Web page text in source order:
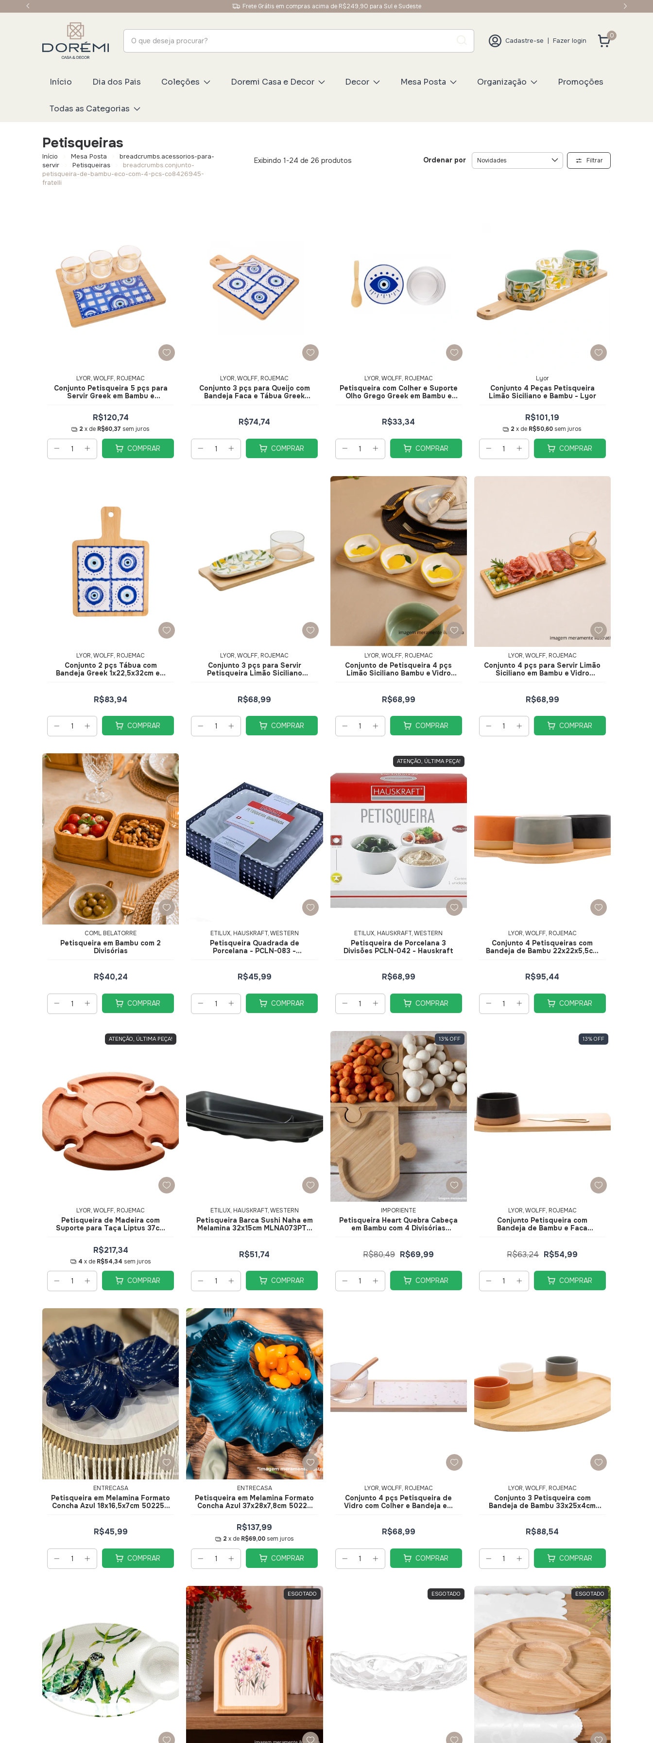
Frete Grátis em compras acima de R$249,90 para Sul e Sudeste
Cadastre-se | Fazer login
0
Início Dia dos Pais Coleções Doremi Casa e Decor Decor Mesa Posta Organização Promoções
Todas as Categorias
Petisqueiras
Início Mesa Posta
breadcrumbs.acessorios-para-
servir
Petisqueiras
breadcrumbs.conjunto-
petisqueira-de-bambu-eco-com-4-pcs-co8426945-
fratelli
Exibindo 1-24 de 26 produtos Ordenar por Filtrar
LYOR, WOLFF, ROJEMAC
Conjunto Petisqueira 5 pçs para
Servir Greek em Bambu e
R$120,74
2 x de R$60,37 sem juros
COMPRAR
LYOR, WOLFF, ROJEMAC
Conjunto 3 pçs para Queijo com
Bandeja Faca e Tábua Greek
R$74,74
COMPRAR
LYOR, WOLFF, ROJEMAC
Petisqueira com Colher e Suporte
Olho Grego Greek em Bambu e
R$33,34
COMPRAR
Lyor
Conjunto 4 Peças Petisqueira
Limão Siciliano e Bambu - Lyor
R$101,19
2 x de R$50,60 sem juros
COMPRAR
LYOR, WOLFF, ROJEMAC
Conjunto 2 pçs Tábua com
Bandeja Greek 1x22,5x32cm em
R$83,94
COMPRAR
LYOR, WOLFF, ROJEMAC
Conjunto 3 pçs para Servir
Petisqueira Limão Siciliano
R$68,99
COMPRAR
LYOR, WOLFF, ROJEMAC
Conjunto de Petisqueira 4 pçs
Limão Siciliano Bambu e Vidro
R$68,99
COMPRAR
LYOR, WOLFF, ROJEMAC
Conjunto 4 pçs para Servir Limão
Siciliano em Bambu e Vidro
R$68,99
COMPRAR
COML BELATORRE
Petisqueira em Bambu com 2
Divisórias
R$40,24
COMPRAR
ETILUX, HAUSKRAFT, WESTERN
Petisqueira Quadrada de
Porcelana - PCLN-083 -
R$45,99
COMPRAR
ATENÇÃO, ÚLTIMA PEÇA!
ETILUX, HAUSKRAFT, WESTERN
Petisqueira de Porcelana 3
Divisões PCLN-042 - Hauskraft
R$68,99
COMPRAR
LYOR, WOLFF, ROJEMAC
Conjunto 4 Petisqueiras com
Bandeja de Bambu 22x22x5,5cm
R$95,44
COMPRAR
ATENÇÃO, ÚLTIMA PEÇA!
LYOR, WOLFF, ROJEMAC
Petisqueira de Madeira com
Suporte para Taça Liptus 37cm
R$217,34
4 x de R$54,34 sem juros
COMPRAR
ETILUX, HAUSKRAFT, WESTERN
Petisqueira Barca Sushi Naha em
Melamina 32x15cm MLNA073PT -
R$51,74
COMPRAR
13% OFF
IMPORIENTE
Petisqueira Heart Quebra Cabeça
em Bambu com 4 Divisórias
R$80,49 R$69,99
COMPRAR
13% OFF
LYOR, WOLFF, ROJEMAC
Conjunto Petisqueira com
Bandeja de Bambu e Faca
R$63,24 R$54,99
COMPRAR
ENTRECASA
Petisqueira em Melamina Formato
Concha Azul 18x16,5x7cm 50225 -
R$45,99
COMPRAR
ENTRECASA
Petisqueira em Melamina Formato
Concha Azul 37x28x7,8cm 50226
R$137,99
2 x de R$69,00 sem juros
COMPRAR
LYOR, WOLFF, ROJEMAC
Conjunto 4 pçs Petisqueira de
Vidro com Colher e Bandeja em
R$68,99
COMPRAR
LYOR, WOLFF, ROJEMAC
Conjunto 3 Petisqueira com
Bandeja de Bambu 33x25x4cm
R$88,54
COMPRAR
ESGOTADO ESGOTADO ESGOTADO